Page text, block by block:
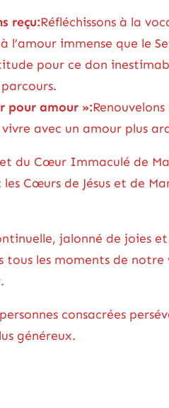
reçu:Réfléchissons à la
immense que le
pour ce don
pour amour »:
avec un amour plus
du Cœur Immaculé de
Cœurs de Jésus et de
jalonné de joies et
les moments de
consacrées
généreux.